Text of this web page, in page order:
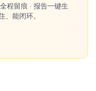
程留痕 · 报告一键生
能闭环。